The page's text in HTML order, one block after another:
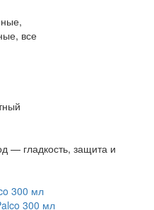
все
— гладкость, защита и
300 мл